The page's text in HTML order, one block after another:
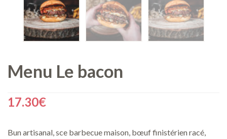
Menu Le bacon
17.30€
Bun artisanal, sce barbecue maison, bœuf finistérien racé,